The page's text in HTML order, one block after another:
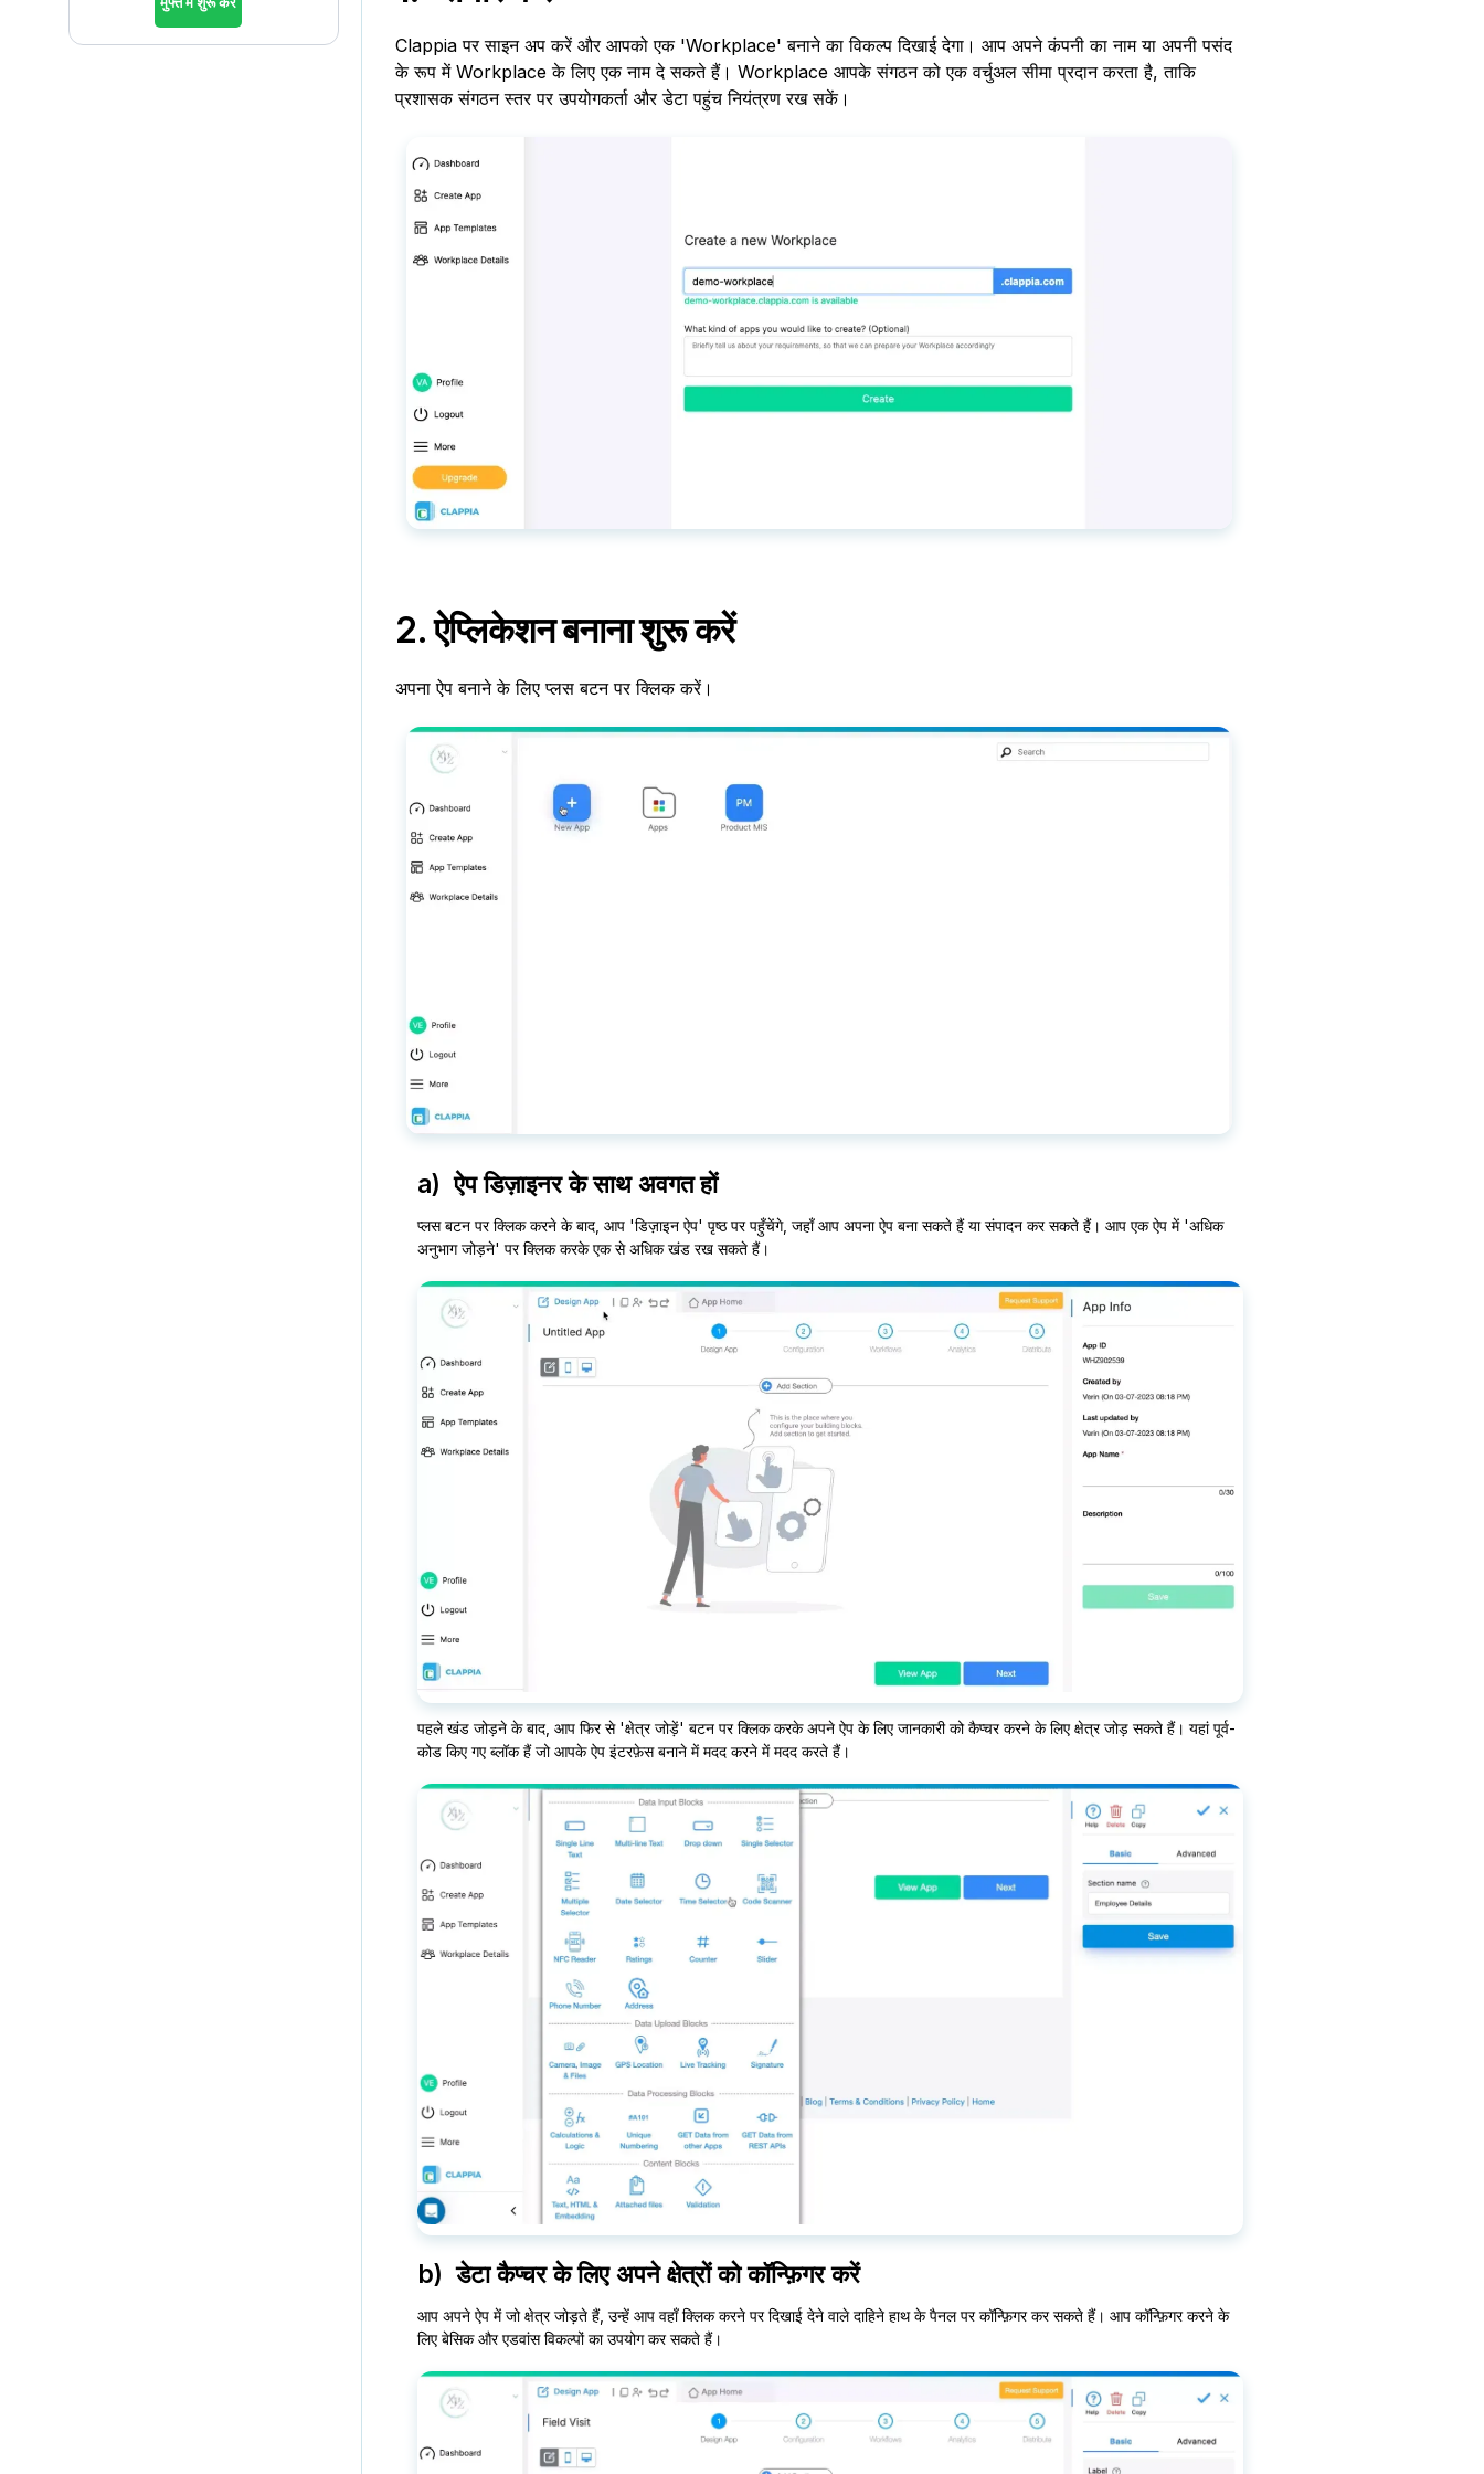
Clappia पर साइन अप करें और आपको एक 'Workplace' बनाने का विकल्प दिखाई देगा। आप अपने कंपनी का नाम या अपनी पसंद
के रूप में Workplace के लिए एक नाम दे सकते हैं। Workplace आपके संगठन को एक वर्चुअल सीमा प्रदान करता है, ताकि
प्रशासक संगठन स्तर पर उपयोगकर्ता और डेटा पहुंच नियंत्रण रख सकें।
2. ऐप्लिकेशन बनाना शुरू करें
अपना ऐप बनाने के लिए प्लस बटन पर क्लिक करें।
a) ऐप डिज़ाइनर के साथ अवगत हों
प्लस बटन पर क्लिक करने के बाद, आप 'डिज़ाइन ऐप' पृष्ठ पर पहुँचेंगे, जहाँ आप अपना ऐप बना सकते हैं या संपादन कर सकते हैं। आप एक ऐप में 'अधिक
अनुभाग जोड़ने' पर क्लिक करके एक से अधिक खंड रख सकते हैं।
पहले खंड जोड़ने के बाद, आप फिर से 'क्षेत्र जोड़ें' बटन पर क्लिक करके अपने ऐप के लिए जानकारी को कैप्चर करने के लिए क्षेत्र जोड़ सकते हैं। यहां पूर्व-
कोड किए गए ब्लॉक हैं जो आपके ऐप इंटरफ़ेस बनाने में मदद करने में मदद करते हैं।
b) डेटा कैप्चर के लिए अपने क्षेत्रों को कॉन्फ़िगर करें
आप अपने ऐप में जो क्षेत्र जोड़ते हैं, उन्हें आप वहाँ क्लिक करने पर दिखाई देने वाले दाहिने हाथ के पैनल पर कॉन्फ़िगर कर सकते हैं। आप कॉन्फ़िगर करने के
लिए बेसिक और एडवांस विकल्पों का उपयोग कर सकते हैं।